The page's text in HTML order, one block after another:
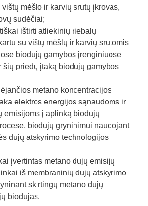
vištų mėšlo ir karvių srutų įkrovas,
sudėčiai;
ištirti atliekinių riebalų
su vištų mėšlų ir karvių srutomis
biodujų gamybos įrenginiuose
šių priedų įtaką biodujų gamybos
metano koncentracijos
elektros energijos sąnaudoms ir
emisijoms į aplinką biodujų
biodujų gryninimui naudojant
dujų atskyrimo technologijos
įvertintas metano dujų emisijų
iš membraninių dujų atskyrimo
skirtingų metano dujų
biodujas.